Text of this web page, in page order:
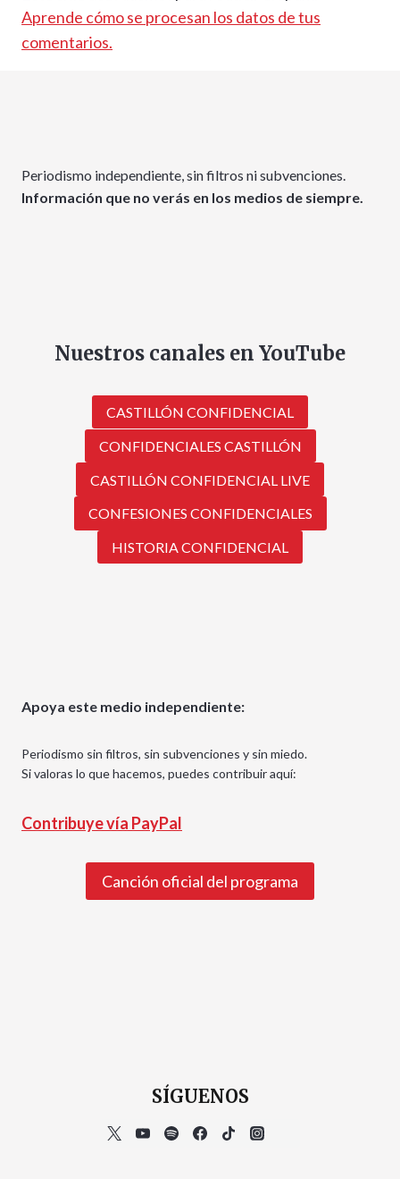
Aprende cómo se procesan los datos de tus
comentarios.
Periodismo independiente, sin filtros ni subvenciones.
Información que no verás en los medios de siempre.
Nuestros canales en YouTube
CASTILLÓN CONFIDENCIAL
CONFIDENCIALES CASTILLÓN
CASTILLÓN CONFIDENCIAL LIVE
CONFESIONES CONFIDENCIALES
HISTORIA CONFIDENCIAL
Apoya este medio independiente:
Periodismo sin filtros, sin subvenciones y sin miedo.
Si valoras lo que hacemos, puedes contribuir aquí:
Contribuye vía PayPal
Canción oficial del programa
SÍGUENOS